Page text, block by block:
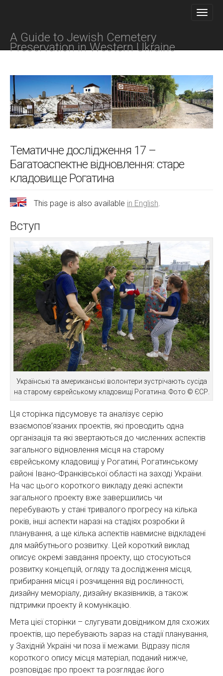
O
A Guide to Jewish Cemetery
Preservation in Western Ukraine
Тематичне дослідження 17 –
Багатоаспектне відновлення: старе
кладовище Рогатина
This page is also available in English.
Вступ
Українські та американські волонтери зустрічають сусіда
на старому єврейському кладовищі Рогатина. Фото © ЄСР.
Ця сторінка підсумовує та аналізує серію
взаємопов’язаних проектів, які проводить одна
організація та які звертаються до численних аспектів
загального відновлення місця на старому
єврейському кладовищі у Рогатині, Рогатинському
районі Івано-Франківської області на заході України.
На час цього короткого викладу деякі аспекти
загального проекту вже завершились чи
перебувають у стані тривалого прогресу на кілька
років, інші аспекти наразі на стадіях розробки й
планування, а ще кілька аспектів навмисне відкладені
для майбутнього розвитку. Цей короткий виклад
описує окремі завдання проекту, що стосуються
розвитку концепцій, огляду та дослідження місця,
прибирання місця і розчищення від рослинності,
дизайну меморіалу, дизайну вказівників, а також
підтримки проекту й комунікацію.
Мета цієї сторінки – слугувати довідником для схожих
проектів, що перебувають зараз на стадії планування,
у Західній Україні чи поза її межами. Відразу після
короткого опису місця матеріал, поданий нижче,
розповідає про проект та розглядає його